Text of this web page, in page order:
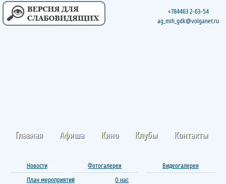
+784463 2-63-54
ag_mih_gdk@volganet.ru
Главная Афиша Кино Клубы Контакты
Новости Фотогалерея
Видеогалерея
План мероприятий
О нас